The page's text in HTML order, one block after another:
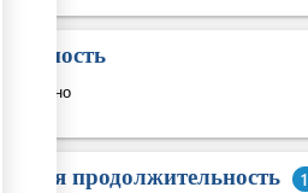
Стоимость
Бесплатно
Общая продолжительность